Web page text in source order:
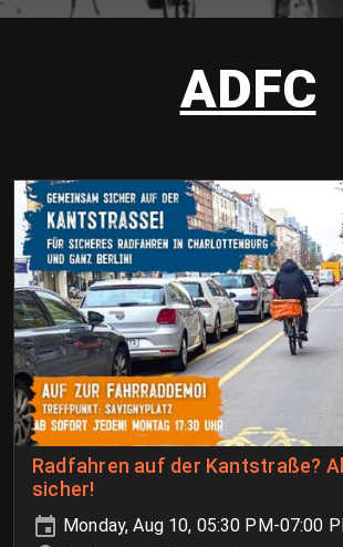
ADFC
Radfahren auf der Kantstraße?
sicher!
Monday, Aug 10, 05:30 PM-07:00